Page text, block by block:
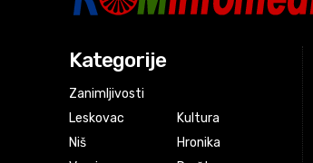
Kategorije
Zanimljivosti
Leskovac
Niš
Kultura
Hronika